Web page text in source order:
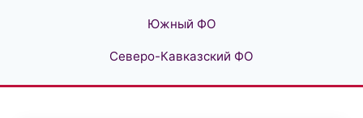
Южный ФО
Северо-Кавказский ФО